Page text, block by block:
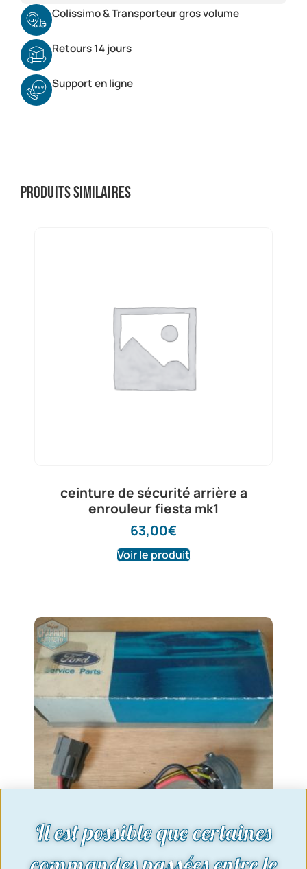
Colissimo & Transporteur gros volume
Retours 14 jours
Support en ligne
Produits similaires
ceinture de sécurité arrière a
enrouleur fiesta mk1
63,00€
Voir le produit
Il est possible que certaines